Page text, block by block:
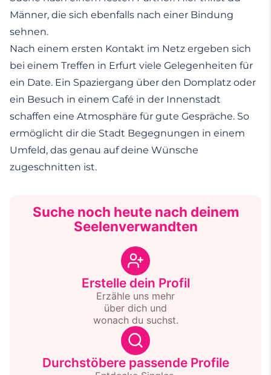
Männer, die sich ebenfalls nach einer Bindung
sehnen.
Nach einem ersten Kontakt im Netz ergeben sich
bei einem Treffen in Erfurt viele Gelegenheiten für
ein Date. Ein Spaziergang über den Domplatz oder
ein Besuch in einem Café in der Innenstadt
schaffen eine Atmosphäre für gute Gespräche. So
ermöglicht dir die Stadt Begegnungen in einem
Umfeld, das genau auf deine Wünsche
zugeschnitten ist.
Suche noch heute nach deinem
Seelenverwandten
Erstelle dein Profil
Erzähle uns mehr
über dich und
wonach du suchst.
Durchstöbere passende Profile